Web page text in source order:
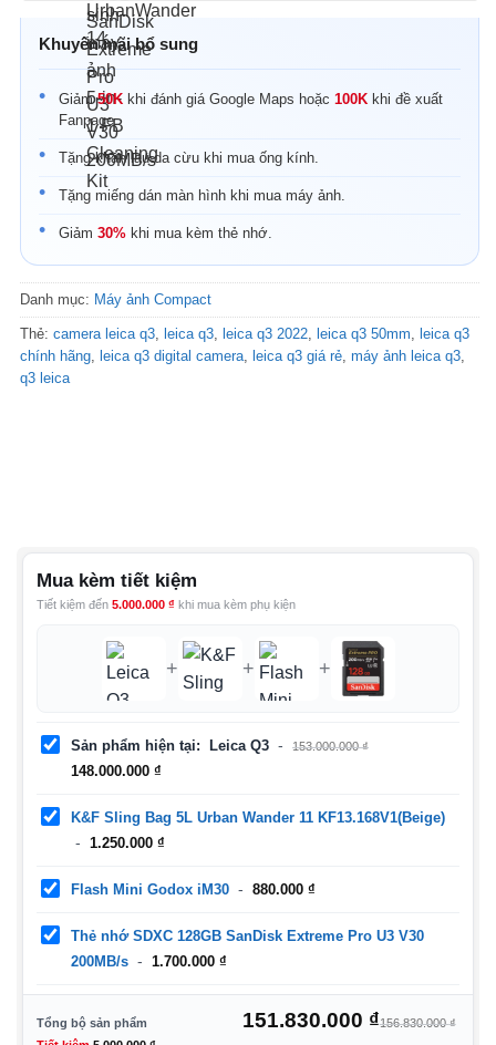
Khuyến mãi bổ sung
Giảm50K khi đánh giá Google Maps hoặc 100K khi đề xuất
Fanpage.
Tặng khăn lau da cừu khi mua ống kính.
Tặng miếng dán màn hình khi mua máy ảnh.
Giảm 30% khi mua kèm thẻ nhớ.
Danh mục: Máy ảnh Compact
Thẻ: camera leica q3 leica q3 leica q3 2022 leica q3 50mm
leica q3
chính hãng
leica q3 digital camera leica q3 giá rẻ máy ảnh leica q3
q3 leica
Mua kèm tiết kiệm
Tiết kiệm đến 5.000.000 ₫ khi mua kèm phụ kiện
+ + +
Sản phẩm hiện tại Leica Q3 153.000.000₫
Giá
153.000.000 ₫.
148.000.000 ₫
là:
148.000.000 ₫.
K&F Sling Bag 5L Urban Wander 11 KF13.168V1(Beige)
1.250.000 ₫
Flash Mini Godox iM30 880.000 ₫
Thẻ nhớ SDXC 128GB SanDisk Extreme Pro U3 V30
200MB/s
1.700.000 ₫
Tổng bộ sản phẩm 156.830.000₫
151.830.000 ₫